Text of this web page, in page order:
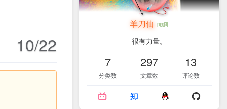
10/22
羊刀仙
很有力量。
7
分类数
297
文章数
13
评论数